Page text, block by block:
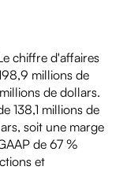
chiffre d'affaires
millions de
de dollars.
138,1 millions de
soit une marge
de 67 %
et